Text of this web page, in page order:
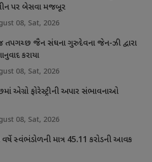
પર બેસવા મજબૂર
08, Sat, 2026
જૈન સંઘના ગુરુદેવના જેન-ઝી દ્વારા
કરાયા
08, Sat, 2026
એગ્રો ફોરેસ્ટ્રીની અપાર સંભાવનાઓ
08, Sat, 2026
સ્વંભંડોળની માત્ર 45.11 કરોડની આવક